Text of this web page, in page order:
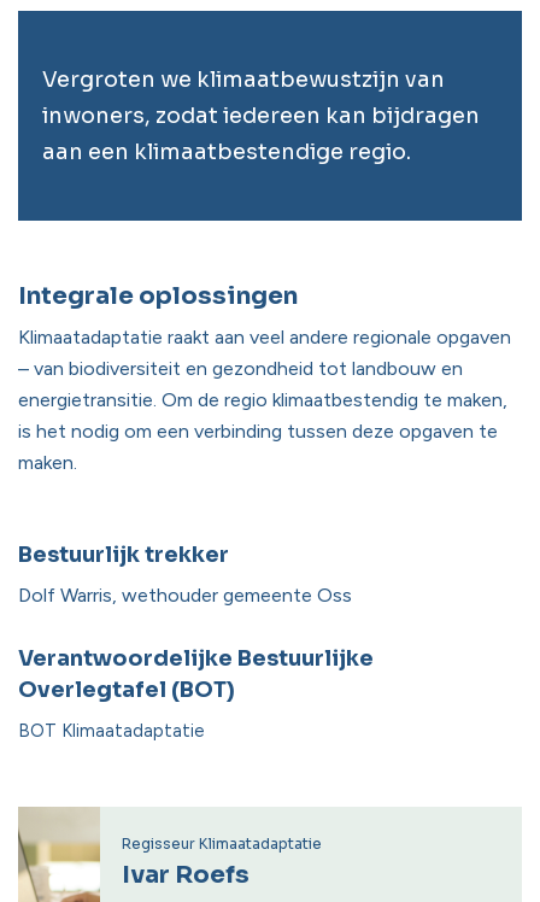
Vergroten we klimaatbewustzijn van
inwoners, zodat iedereen kan bijdragen
aan een klimaatbestendige regio.
Integrale oplossingen
Klimaatadaptatie raakt aan veel andere regionale opgaven
– van biodiversiteit en gezondheid tot landbouw en
energietransitie. Om de regio klimaatbestendig te maken,
is het nodig om een verbinding tussen deze opgaven te
maken.
Bestuurlijk trekker
Dolf Warris, wethouder gemeente Oss
Verantwoordelijke Bestuurlijke
Overlegtafel (BOT)
BOT Klimaatadaptatie
Regisseur Klimaatadaptatie
Ivar Roefs